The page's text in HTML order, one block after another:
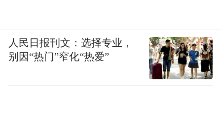
人民日报刊文：选择专业，
别因“热门”窄化“热爱”